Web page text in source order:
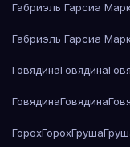
Габриэль Гарсиа
Габриэль Гарсиа
ГовядинаГовядина
ГовядинаГовядина
ГорохГорохГруша